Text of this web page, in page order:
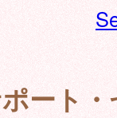
ート